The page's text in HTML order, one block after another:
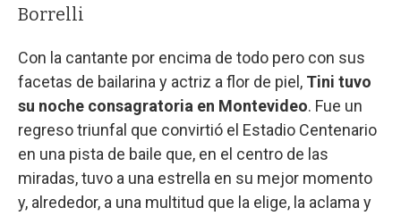
Borrelli
Con la cantante por encima de todo pero con sus
facetas de bailarina y actriz a flor de piel, Tini tuvo
su noche consagratoria en Montevideo. Fue un
regreso triunfal que convirtió el Estadio Centenario
en una pista de baile que, en el centro de las
miradas, tuvo a una estrella en su mejor momento
y, alrededor, a una multitud que la elige, la aclama y